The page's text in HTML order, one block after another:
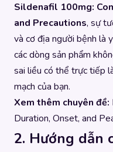
Sildenafil 100mg:
and Precautions, sự
và cơ địa người bệnh là
các dòng sản phẩm
sai liều có thể trực tiếp
mạch của bạn.
Xem thêm chuyên đề:
Duration, Onset, and
2. Hướng dẫn